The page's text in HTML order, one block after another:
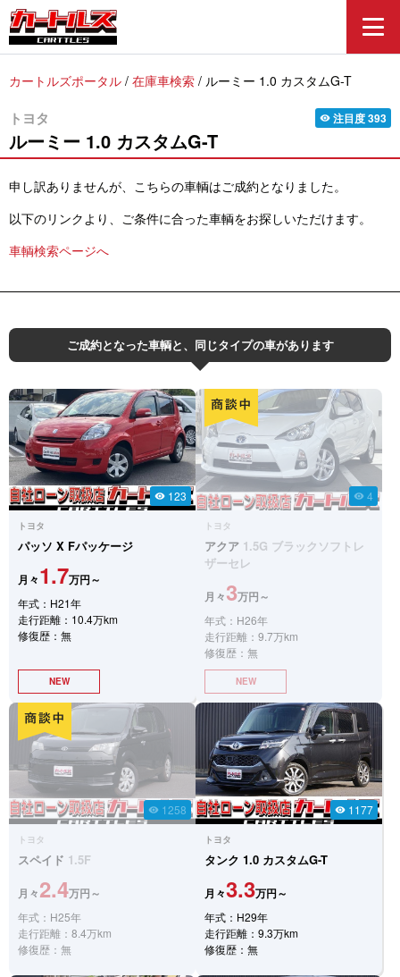
カートルズポータル / 在庫車検索 / ルーミー 1.0 カスタムG-T
トヨタ
ルーミー 1.0 カスタムG-T
visibility 注目度393
申し訳ありませんが、こちらの車輌はご成約となりました。
以下のリンクより、ご条件に合った車輌をお探しいただけます。
車輌検索ページへ
ご成約となった車輌と、同じタイプの車があります
visibility 123
トヨタ
パッソ X Fパッケージ
月々1.7万円～
年式：H21年
走行距離：10.4万km
修復歴：無
NEW
visibility 4
トヨタ
アクア 1.5G ブラックソフトレ
ザーセレ
月々3万円～
年式：H26年
走行距離：9.7万km
修復歴：無
NEW
visibility 1258
トヨタ
スペイド 1.5F
月々2.4万円～
年式：H25年
走行距離：8.4万km
修復歴：無
visibility 1177
トヨタ
タンク 1.0 カスタムG-T
月々3.3万円～
年式：H29年
走行距離：9.3万km
修復歴：無